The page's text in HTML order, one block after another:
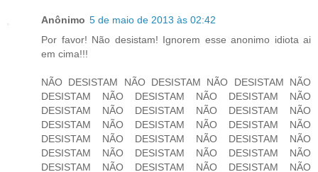
Anônimo 5 de maio de 2013 às 02:42
Por favor! Não desistam! Ignorem esse anonimo idiota ai
em cima!!!
NÃO DESISTAM NÃO DESISTAM NÃO DESISTAM NÃO
DESISTAM NÃO DESISTAM NÃO DESISTAM NÃO
DESISTAM NÃO DESISTAM NÃO DESISTAM NÃO
DESISTAM NÃO DESISTAM NÃO DESISTAM NÃO
DESISTAM NÃO DESISTAM NÃO DESISTAM NÃO
DESISTAM NÃO DESISTAM NÃO DESISTAM NÃO
DESISTAM NÃO DESISTAM NÃO DESISTAM NÃO